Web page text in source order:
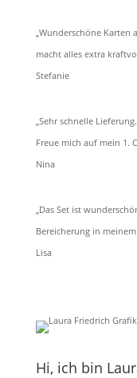
„Wunderschöne
macht alles extra
Stefanie
„Sehr schnelle
Freue mich auf mein 1.
Nina
„Das Set ist
Bereicherung in
Lisa
Hi, ich bin